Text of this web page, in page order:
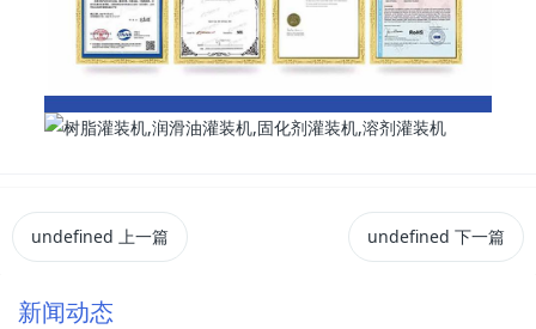
undefined 上一篇 undefined 下一篇
新闻动态